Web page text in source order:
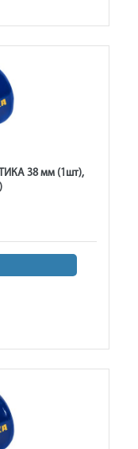
38 мм (1шт),